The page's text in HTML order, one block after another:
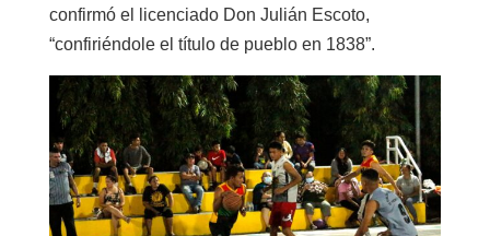
confirmó el licenciado Don Julián Escoto,
“confiriéndole el título de pueblo en 1838”.